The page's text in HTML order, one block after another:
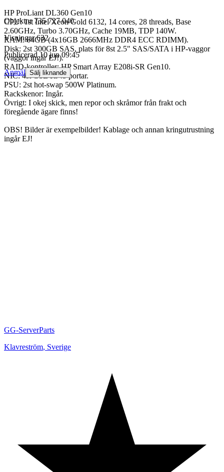
HP ProLiant DL360 Gen10
CPU: 1st Intel Xeon Gold 6132, 14 cores, 28 threads, Base
2.60GHz, Turbo 3.70GHz, Cache 19MB, TDP 140W.
RAM: 64GB (4x16GB 2666MHz DDR4 ECC RDIMM).
Disk: 2st 300GB SAS, plats för 8st 2.5" SAS/SATA i HP-vaggor
(vaggor ingår EJ!).
RAID-kontroller: HP Smart Array E208i-SR Gen10.
NIC: 4st GbE RJ45 portar.
PSU: 2st hot-swap 500W Platinum.
Rackskenor: Ingår.
Övrigt: I okej skick, men repor och skråmor från frakt och
föregående ägare finns!
OBS! Bilder är exempelbilder! Kablage och annan kringutrustning
ingår EJ!
Objektnr 735 727 040
Visningar 632
Publicerad 10 jun 09:45
Anmäl Sälj liknande
GG-ServerParts
Klavreström, Sverige